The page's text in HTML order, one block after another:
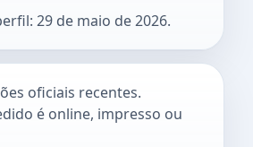
29 de maio de 2026.
oficiais recentes.
é online, impresso ou